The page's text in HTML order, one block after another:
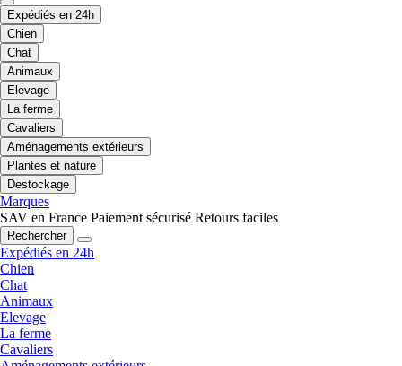
Expédiés en 24h
Chien
Chat
Animaux
Elevage
La ferme
Cavaliers
Aménagements extérieurs
Plantes et nature
Destockage
Marques
SAV en France Paiement sécurisé Retours faciles
Rechercher
Expédiés en 24h
Chien
Chat
Animaux
Elevage
La ferme
Cavaliers